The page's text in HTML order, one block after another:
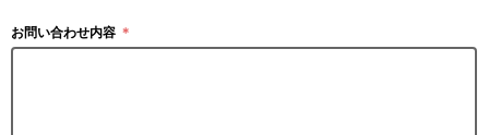
お問い合わせ内容 ＊